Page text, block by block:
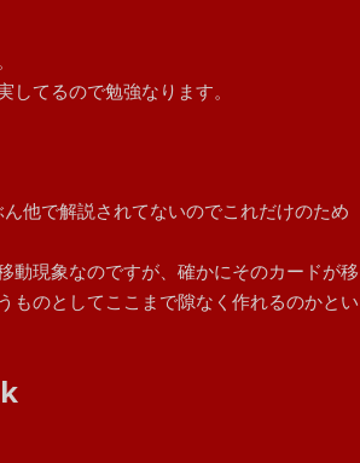
てるので勉強なります。
他で解説されてないのでこれだけのため
動現象なのですが、確かにそのカードが移
ものとしてここまで隙なく作れるのかとい